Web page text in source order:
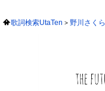
歌詞検索UtaTen 野川さくら